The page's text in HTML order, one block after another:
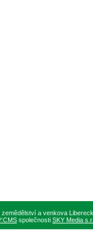
a venkova
společnosti SKY Media